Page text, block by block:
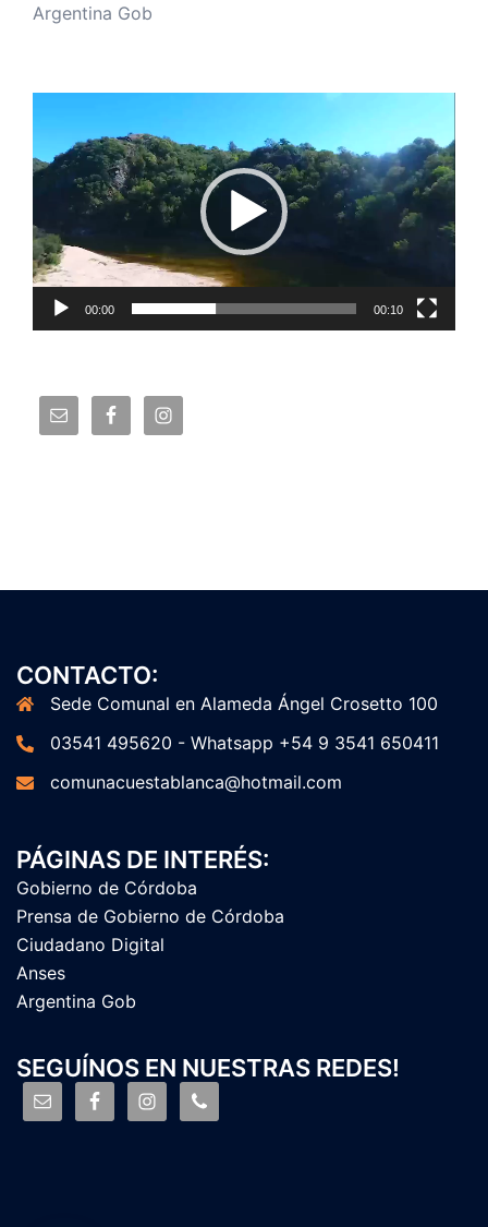
Argentina Gob
vídeo
00:00 00:10
CONTACTO:
Sede Comunal en Alameda Ángel Crosetto 100
03541 495620 - Whatsapp +54 9 3541 650411
comunacuestablanca@hotmail.com
PÁGINAS DE INTERÉS:
Gobierno de Córdoba
Prensa de Gobierno de Córdoba
Ciudadano Digital
Anses
Argentina Gob
SEGUÍNOS EN NUESTRAS REDES!